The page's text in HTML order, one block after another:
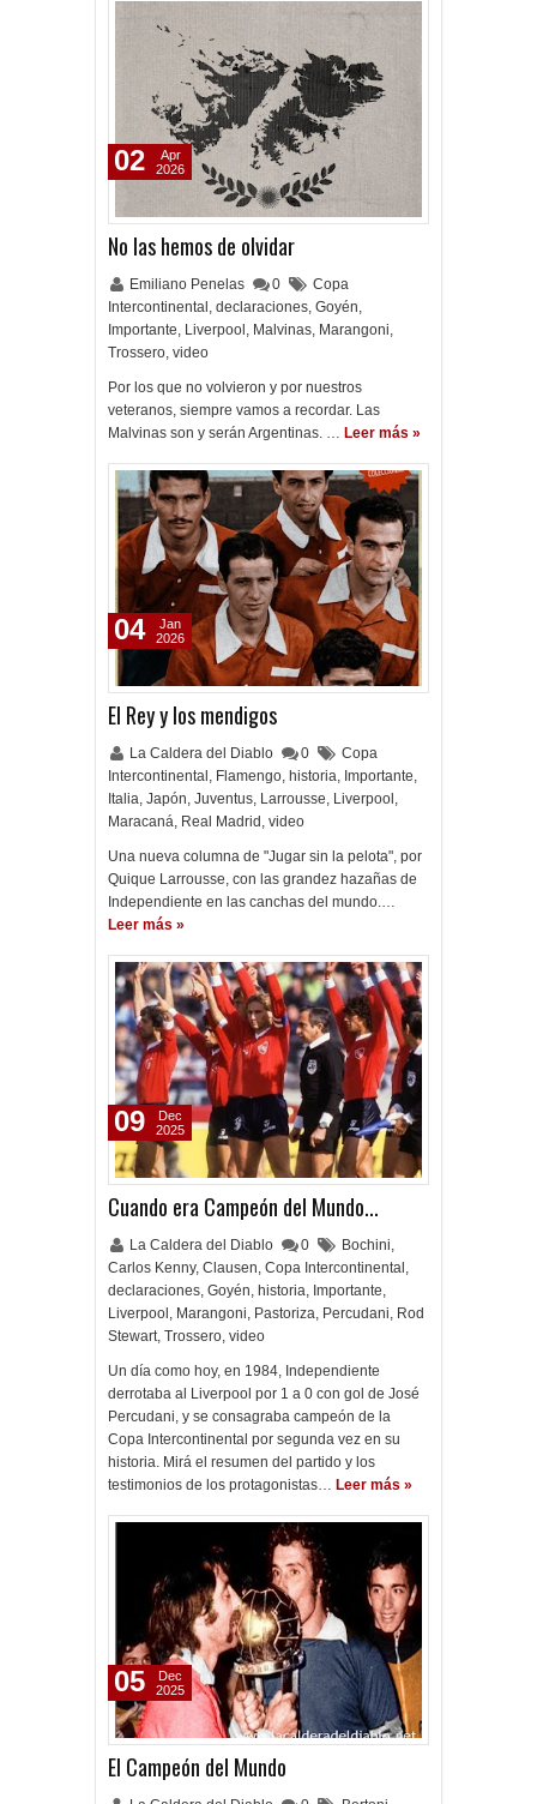
No las hemos de olvidar
Emiliano Penelas 0
Copa
Intercontinental , declaraciones, Goyén,
Importante, Liverpool , Malvinas, Marangoni,
Trossero, video
Por los que no volvieron y por nuestros
veteranos, siempre vamos a recordar. Las
Malvinas son y serán Argentinas. … Leer más »
02
Apr
2026
El Rey y los mendigos
La Caldera del Diablo 0
Copa
Intercontinental , Flamengo, historia, Importante,
Italia, Japón, Juventus, Larrousse, Liverpool ,
Maracaná, Real Madrid , video
Una nueva columna de "Jugar sin la pelota", por
Quique Larrousse, con las grandez hazañas de
Independiente en las canchas del mundo.…
Leer más »
04
Jan
2026
Cuando era Campeón del Mundo...
La Caldera del Diablo 0 Bochini,
Carlos Kenny, Clausen, Copa Intercontinental ,
declaraciones, Goyén, historia, Importante,
Liverpool , Marangoni, Pastoriza, Percudani, Rod
Stewart, Trossero, video
Un día como hoy, en 1984, Independiente
derrotaba al Liverpool por 1 a 0 con gol de José
Percudani, y se consagraba campeón de la
Copa Intercontinental por segunda vez en su
historia. Mirá el resumen del partido y los
testimonios de los protagonistas… Leer más »
09
Dec
2025
El Campeón del Mundo
05
Dec
2025